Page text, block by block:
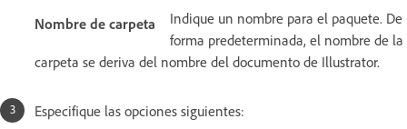
Nombre de carpeta
Indique un nombre para el paquete. De
forma predeterminada, el nombre de la
carpeta se deriva del nombre del documento de Illustrator.
Especifique las opciones siguientes: